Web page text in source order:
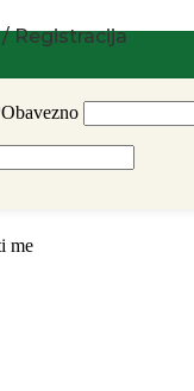
Registracija
Obavezno
me